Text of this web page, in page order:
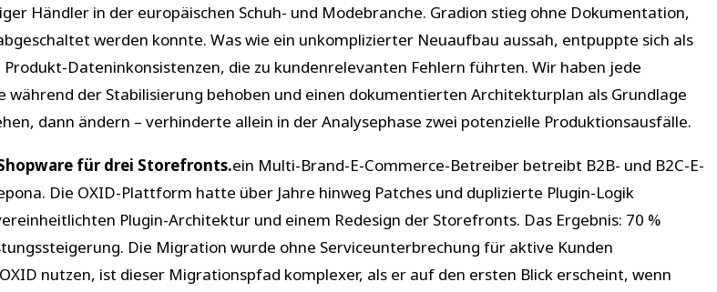
Händler in der europäischen Schuh- und Modebranche. Gradion stieg ohne Dokumentation,
werden konnte. Was wie ein unkomplizierter Neuaufbau aussah, entpuppte sich als
Dateninkonsistenzen, die zu kundenrelevanten Fehlern führten. Wir haben jede
der Stabilisierung behoben und einen dokumentierten Architekturplan als Grundlage
dann ändern – verhinderte allein in der Analysephase zwei potenzielle Produktionsausfälle.
für drei Storefronts.ein Multi-Brand-E-Commerce-Betreiber betreibt B2B- und B2C-E-
Die OXID-Plattform hatte über Jahre hinweg Patches und duplizierte Plugin-Logik
Plugin-Architektur und einem Redesign der Storefronts. Das Ergebnis: 70 %
Die Migration wurde ohne Serviceunterbrechung für aktive Kunden
nutzen, ist dieser Migrationspfad komplexer, als er auf den ersten Blick erscheint, wenn